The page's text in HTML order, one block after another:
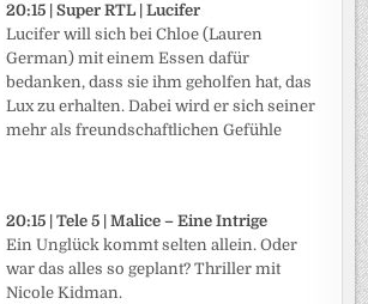
20:15 | Super RTL | Lucifer
Lucifer will sich bei Chloe (Lauren
German) mit einem Essen dafür
bedanken, dass sie ihm geholfen hat, das
Lux zu erhalten. Dabei wird er sich seiner
mehr als freundschaftlichen Gefühle
20:15 | Tele 5 | Malice – Eine Intrige
Ein Unglück kommt selten allein. Oder
war das alles so geplant? Thriller mit
Nicole Kidman.